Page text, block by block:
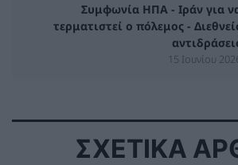
Συμφωνία ΗΠΑ - Ιράν για
τερματιστεί ο πόλεμος -
15 Ιουνίου
ΣΧΕΤΙΚΑ